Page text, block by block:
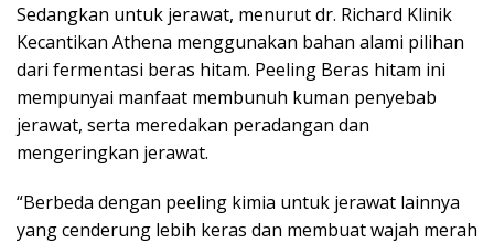
Sedangkan untuk jerawat, menurut dr. Richard Klinik
Kecantikan Athena menggunakan bahan alami pilihan
dari fermentasi beras hitam. Peeling Beras hitam ini
mempunyai manfaat membunuh kuman penyebab
jerawat, serta meredakan peradangan dan
mengeringkan jerawat.
“Berbeda dengan peeling kimia untuk jerawat lainnya
yang cenderung lebih keras dan membuat wajah merah